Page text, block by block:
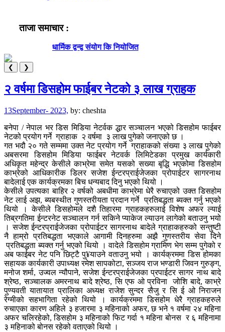
ताजा समाचार :
धार्मिक द्वन्द्व संयोग कि नियोजित
❮ ❯
२ वर्षमा डिसहोम फाईबर नेटको ३ लाख ग्राहक
13September- 2023, by: cheshta
बनेपा / नेपाल भर डिस मिडिया नेटर्वक द्धार सञ्चालन भएको डिसहोम फाईबर
नेटको प्रयोग गर्ने ग्राहाक २ वर्षमा ३ लाख पुगेको जनाएको छ ।
गत भदौ २० गते सम्ममा उक्त नेट प्रयोग गर्ने ग्राहाकको संख्या ३ लाख पुगेको
अबसरमा डिसहोम मिडिया फाईबर नेटवर्क लिमिटेडका प्रमुख कार्यकारी
अधिकृत महेन्द्र केसीले काभ्रेमा समेत यसको सख्या बृद्धि भएकोमा डिसहोम
काभ्रेको आधिकारीक डिलर सजेश ईन्टरप्राईजेजका प्रोपाईटर सागरनाथ
बादेलाई एक कार्यक्रमका बिच धन्यबाद दिनु भएको थियो ।
केसीले उपत्यका बाहिर २ वर्षको अबधीमा काभ्रेमा धेरै रुचाएको उक्त डिसहोम
नेट लाई अझ, ब्यबस्थीत गुणस्तरीयता प्रदान गर्ने प्रतिबद्धता ब्यक्त गर्नु भएको
थियो । केसीले डिसहोमले दशै तिहारमा ग्राहकहरुलाई विशेष अफर ल्याई
तिब्रगतिमा ईन्टरनेट सञ्चालन गर्न सकिने प्याकेज ल्याउन लागेको बताउनु भयो
। सजेश ईन्टरप्राईजेजका प्रोपाईटर सागरनाथ बादेले ग्राहाकहरुको सन्तुष्टी
नै हाम्रो प्रतिबद्धता भएकाले आगामी दिनहरुमा अझै गुणस्तरीय सेवा दिने
प्रतिबद्धता ब्यक्त गर्नु भएको थियो । वादेले डिसहोम ग्रामिण भेग सम्म पुगेको र
अब फाईबर नेट पनि छिट्टै पु¥याउने वताउनु भयो । कार्यक्रममा डिस होमका
सहायक कार्यकारी उपाध्यक्ष रमेश सापकोटा, सञ्जय राज भण्डारी जिवन गुरुङ्ग,
मनोज शर्मा, उज्वल न्यौपाने, सजेश ईन्टरप्राईजेजका प्रपाईटर सागर नाथ बादे
श्रेष्ठ, सञ्चालक अमरनाथ बादे श्रेष्ठ, सि एफ ओ प्रविना जोशि बादे, काभ्रे
पुण्यवती यातायात प्रालिका अध्यक्ष राजेश सुन्दर सैजु र सि ई ओ निराजन
रेग्मीको सहभागिता रहेको थियो । कार्यक्रममा डिसहोम धेरै ग्राहकहरुले
रुचाएका कारण अहिले ३ हजारमा ३ महिनाको अफर, छ भने १ वर्षमा २४ महिना
अफर चलिरहेको, डिसहोम ३ महिनाको फिट गर्दा १ महिना बोनस र ६ महिनामा
३ महिनाको बोनस रहेको वताएको थियो ।